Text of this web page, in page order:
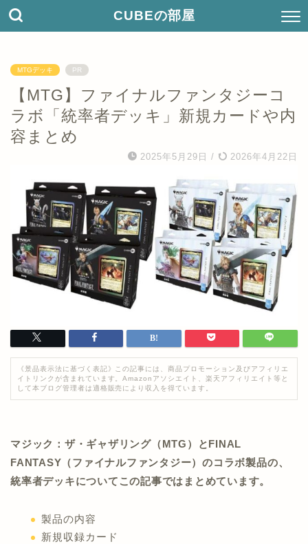
CUBEの部屋
MTGデッキ PR
【MTG】ファイナルファンタジーコ
ラボ「統率者デッキ」新規カードや内
容まとめ
2025年5月29日 / 2026年4月22日
《景品表示法に基づく表記》この記事には、商品プロモーション及びアフィリエ
イトリンクが含まれています。Amazonアソシエイト、楽天アフィリエイト等と
して本ブログ管理者は適格販売により収入を得ています。
マジック：ザ・ギャザリング（MTG）とFINAL
FANTASY（ファイナルファンタジー）のコラボ製品の、
統率者デッキについてこの記事ではまとめています。
製品の内容
新規収録カード